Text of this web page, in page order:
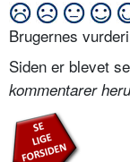
Brugernes
Siden er blevet
kommentarer